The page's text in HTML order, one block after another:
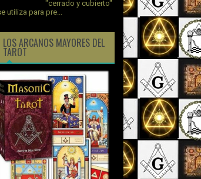
"cerrado y cubierto"
utiliza para pre...
LOS ARCANOS MAYORES DEL
TAROT